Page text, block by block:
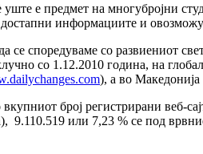
е предмет на многубројни
информациите и
се споредуваме со развиениот
со 1.12.2010 година, на
), а во
број регистрирани веб-
9.110.519 или 7,23 % се под